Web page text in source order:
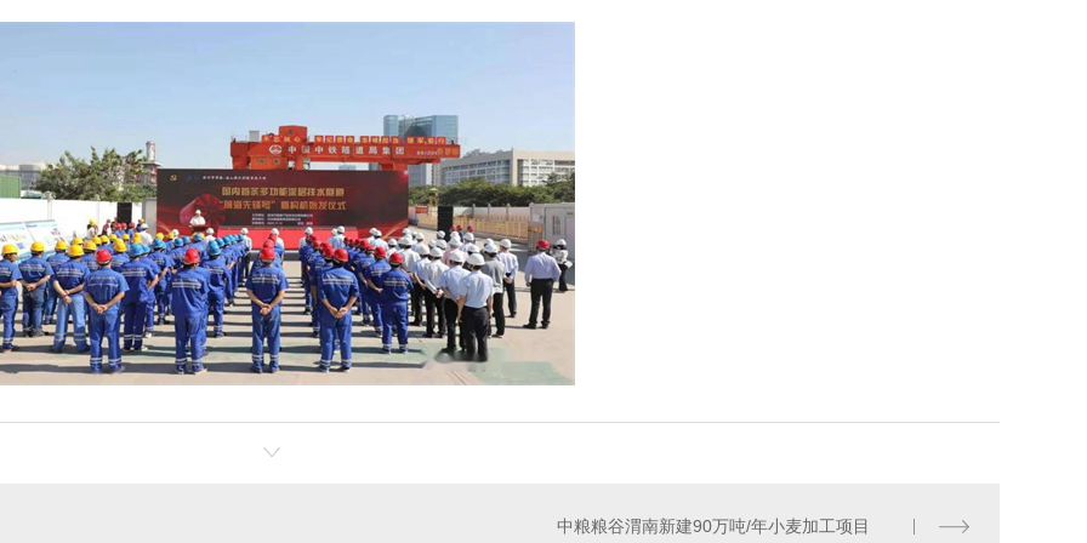
中粮粮谷渭南新建90万吨/年小麦加工项目